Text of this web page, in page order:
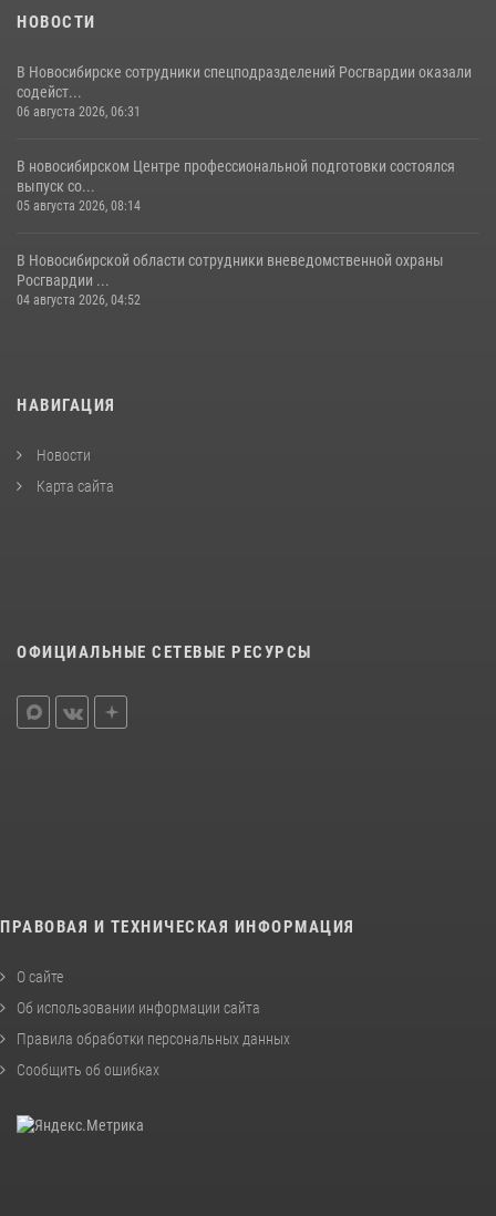
НОВОСТИ
В Новосибирске сотрудники спецподразделений Росгвардии оказали
содейст...
06 августа 2026, 06:31
В новосибирском Центре профессиональной подготовки состоялся
выпуск со...
05 августа 2026, 08:14
В Новосибирской области сотрудники вневедомственной охраны
Росгвардии ...
04 августа 2026, 04:52
НАВИГАЦИЯ
Новости
Карта сайта
ОФИЦИАЛЬНЫЕ СЕТЕВЫЕ РЕСУРСЫ
ПРАВОВАЯ И ТЕХНИЧЕСКАЯ ИНФОРМАЦИЯ
О сайте
Об использовании информации сайта
Правила обработки персональных данных
Сообщить об ошибках